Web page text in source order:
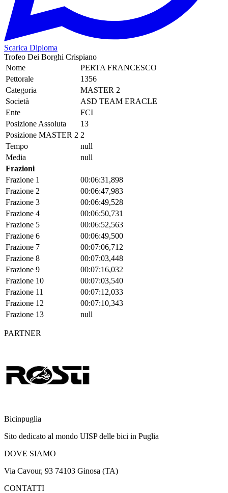
Scarica Diploma
Trofeo Dei Borghi Crispiano
Nome
PERTA FRANCESCO
Pettorale
1356
Categoria
MASTER 2
Società
ASD TEAM ERACLE
Ente
FCI
Posizione Assoluta
13
Posizione MASTER 2 2
Tempo
null
Media
null
Frazioni
Frazione 1
00:06:31,898
Frazione 2
00:06:47,983
Frazione 3
00:06:49,528
Frazione 4
00:06:50,731
Frazione 5
00:06:52,563
Frazione 6
00:06:49,500
Frazione 7
00:07:06,712
Frazione 8
00:07:03,448
Frazione 9
00:07:16,032
Frazione 10
00:07:03,540
Frazione 11
00:07:12,033
Frazione 12
00:07:10,343
Frazione 13
null
PARTNER
Bicinpuglia
Sito dedicato al mondo UISP delle bici in Puglia
DOVE SIAMO
Via Cavour, 93 74103 Ginosa (TA)
CONTATTI